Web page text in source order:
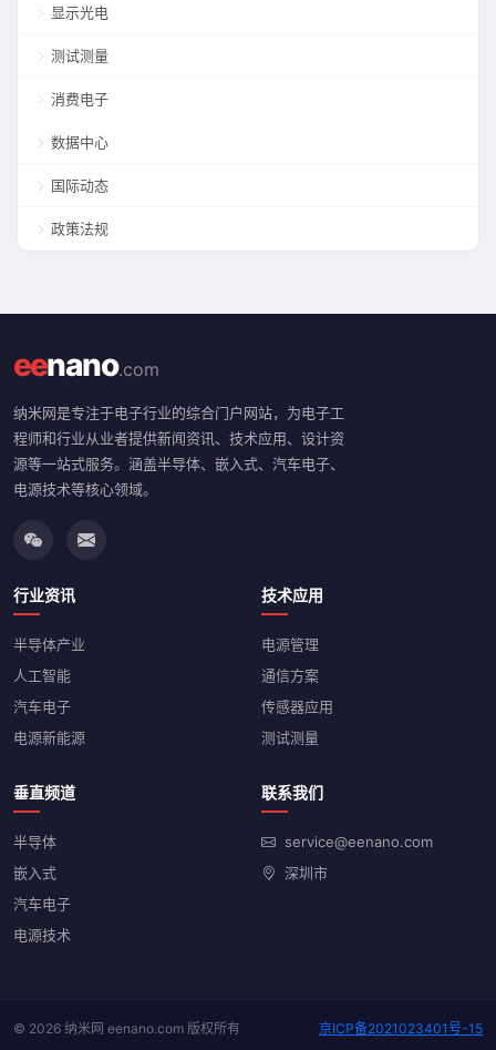
显示光电
测试测量
消费电子
数据中心
国际动态
政策法规
eenano.com
纳米网是专注于电子行业的综合门户网站，为电子工
程师和行业从业者提供新闻资讯、技术应用、设计资
源等一站式服务。涵盖半导体、嵌入式、汽车电子、
电源技术等核心领域。
行业资讯
半导体产业
人工智能
汽车电子
电源新能源
技术应用
电源管理
通信方案
传感器应用
测试测量
垂直频道
半导体
嵌入式
汽车电子
电源技术
联系我们
service@eenano.com
深圳市
© 2026 纳米网 eenano.com 版权所有 京ICP备2021023401号-15